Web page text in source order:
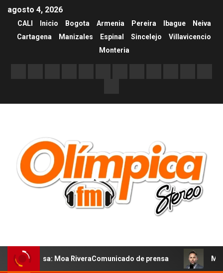
agosto 4, 2026
CALI Inicio Bogota Armenia Pereira Ibague
Neiva
Cartagena
Manizales Espinal Sincelejo
Villavicencio
Monteria
Moa RiveraComunicado de prensa MARCOS